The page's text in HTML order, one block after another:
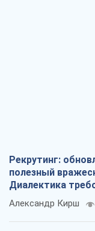
Рекрутинг:
полезный
Диалектика
Александр Кирш